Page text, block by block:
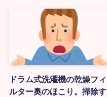
ドラム式洗濯機の乾燥フィ
ルター奥のほこり。掃除す